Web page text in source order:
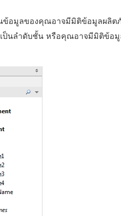
ข้อมูลของคุณอาจมีมิติข้อมูลผลิ
ลำดับชั้น หรือคุณอาจมีมิติข้อมู